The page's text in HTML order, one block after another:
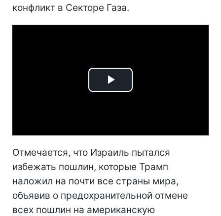
конфликт в Секторе Газа.
Play
Отмечается, что Израиль пытался
избежать пошлин, которые Трамп
наложил на почти все страны мира,
объявив о предохранительной отмене
всех пошлин на американскую